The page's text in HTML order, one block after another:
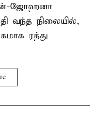
ஜோஹனா
வந்த நிலையில்,
ரத்து